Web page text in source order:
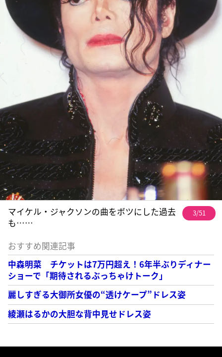
マイケル・ジャクソンの曲をボツにした過去
も……
3/51
おすすめ関連記事
中森明菜 チケットは7万円超え！6年半ぶりディナー
ショーで「期待されるぶっちゃけトーク」
麗しすぎる大御所女優の“透けケープ”ドレス姿
綾瀬はるかの大胆な背中見せドレス姿